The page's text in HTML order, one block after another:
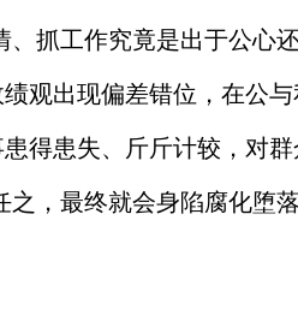
抓工作究竟是出于公心
观出现偏差错位，在公与
得患失、斤斤计较，对
，最终就会身陷腐化堕